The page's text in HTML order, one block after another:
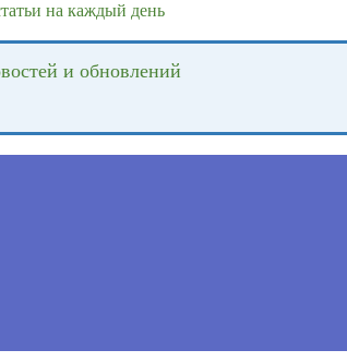
на каждый день
и обновлений